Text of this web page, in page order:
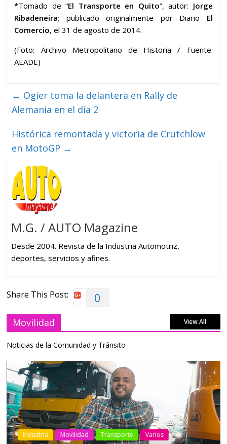
*Tomado de “El Transporte en Quito”, autor: Jorge
Ribadeneira; publicado originalmente por Diario El
Comercio, el 31 de agosto de 2014.
(Foto: Archivo Metropolitano de Historia / Fuente:
AEADE)
← Ogier toma la delantera en Rally de
Alemania en el día 2
Histórica remontada y victoria de Crutchlow
en MotoGP →
M.G. / AUTO Magazine
Desde 2004. Revista de la Industria Automotriz,
deportes, servicios y afines.
Share This Post: 0
Movilidad View All
Noticias de la Comunidad y Tránsito
Industria Movilidad Transporte Varios